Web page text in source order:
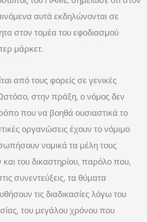
αυτά εκδηλώνονται σε
στον τομέα του εφοδιασμού
μάρκετ.
από τους φορείς σε γενικές
στην πράξη, ο νόμος δεν
που να βοηθά ουσιαστικά το
οργανώσεις έχουν το νόμιμο
νομικά τα μέλη τους
του δικαστηρίου, παρόλο που,
συνεντεύξεις, τα θύματα
τις διαδικασίες λόγω του
του μεγάλου χρόνου που